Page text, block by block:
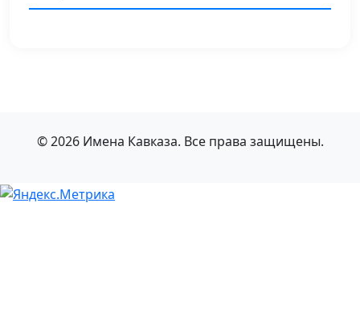
© 2026 Имена Кавказа. Все права защищены.